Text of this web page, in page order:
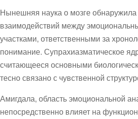
Нынешняя наука о мозге
взаимодействий между
участками, ответственными за
понимание. Супрахиазматическое
считающееся основными
тесно связано с чувственной
Амигдала, область эмоциональной
непосредственно влияет на